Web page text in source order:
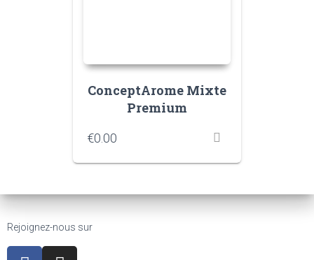
ConceptArome Mixte
Premium
€0.00
Rejoignez-nous sur